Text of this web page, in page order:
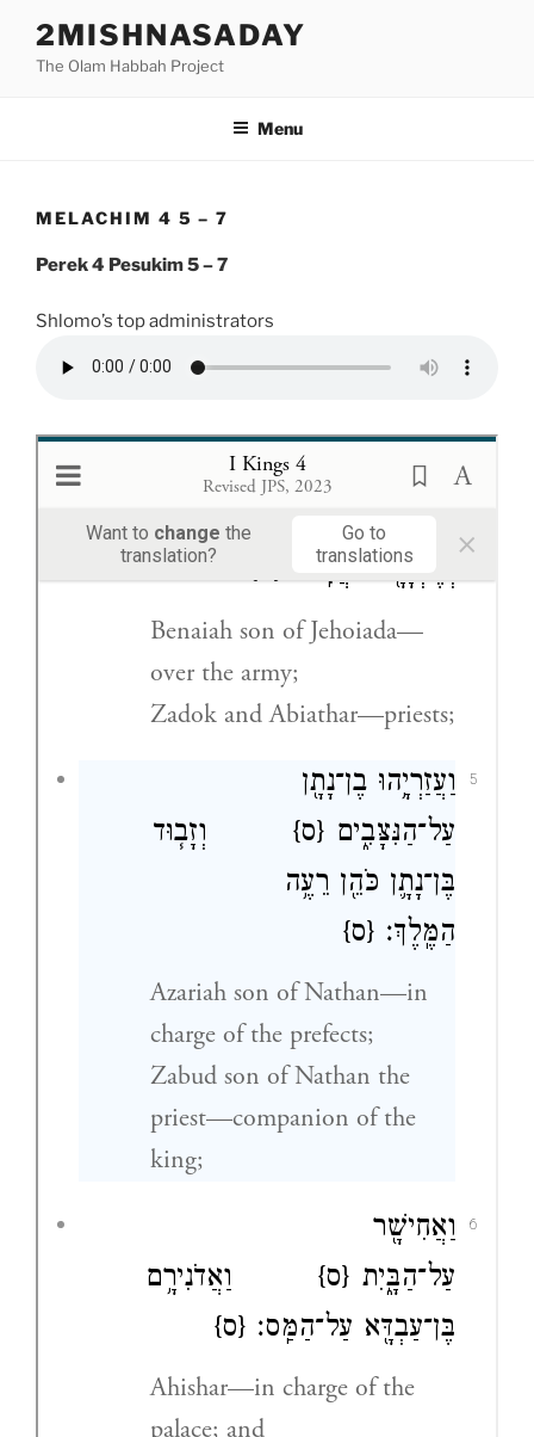
content
2MISHNASADAY
The Olam Habbah Project
Menu
MELACHIM 4 5 – 7
Perek 4 Pesukim 5 – 7
Shlomo’s top administrators